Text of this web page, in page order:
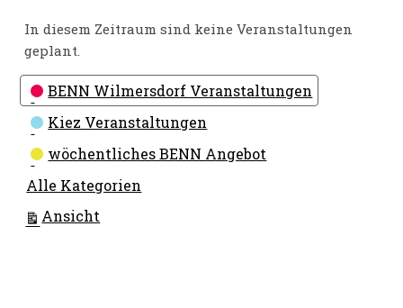
In diesem Zeitraum sind keine Veranstaltungen
geplant.
Kategorien
BENN Wilmersdorf Veranstaltungen
Kiez Veranstaltungen
wöchentliches BENN Angebot
Alle Kategorien
Ansicht